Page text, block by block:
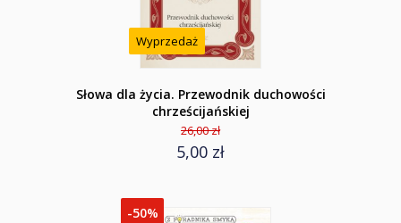
Wyprzedaż
Słowa dla życia. Przewodnik duchowości
chrześcijańskiej
26,00 zł
5,00 zł
-50%